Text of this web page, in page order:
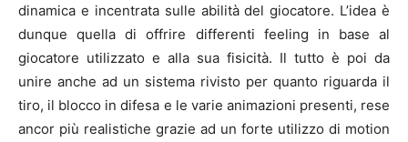
dinamica e incentrata sulle abilità del giocatore. L’idea è
dunque quella di offrire differenti feeling in base al
giocatore utilizzato e alla sua fisicità. Il tutto è poi da
unire anche ad un sistema rivisto per quanto riguarda il
tiro, il blocco in difesa e le varie animazioni presenti, rese
ancor più realistiche grazie ad un forte utilizzo di motion